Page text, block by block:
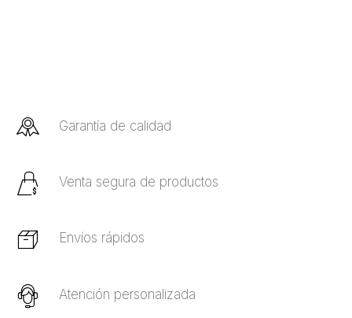
Garantía de calidad
Venta segura de productos
Envíos rápidos
Atención personalizada